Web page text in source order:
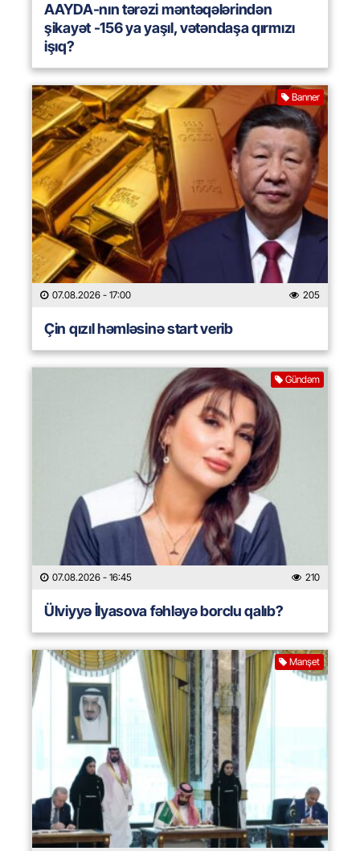
AAYDA-nın tərəzi məntəqələrindən
şikayət -156 ya yaşıl, vətəndaşa qırmızı
işıq?
Banner
07.08.2026 - 17:00 205
Çin qızıl həmləsinə start verib
Gündəm
07.08.2026 - 16:45 210
Ülviyyə İlyasova fəhləyə borclu qalıb?
Manşet